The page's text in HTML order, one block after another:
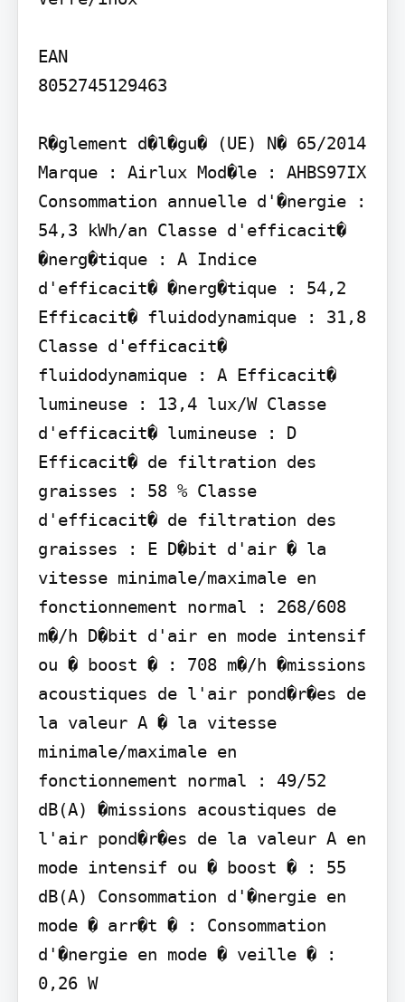
EAN
8052745129463
R�glement d�l�gu� (UE) N� 65/2014
Marque : Airlux Mod�le : AHBS97IX
Consommation annuelle d'�nergie :
54,3 kWh/an Classe d'efficacit�
�nerg�tique : A Indice
d'efficacit� �nerg�tique : 54,2
Efficacit� fluidodynamique : 31,8
Classe d'efficacit�
fluidodynamique : A Efficacit�
lumineuse : 13,4 lux/W Classe
d'efficacit� lumineuse : D
Efficacit� de filtration des
graisses : 58 % Classe
d'efficacit� de filtration des
graisses : E D�bit d'air � la
vitesse minimale/maximale en
fonctionnement normal : 268/608
m�/h D�bit d'air en mode intensif
ou � boost � : 708 m�/h �missions
acoustiques de l'air pond�r�es de
la valeur A � la vitesse
minimale/maximale en
fonctionnement normal : 49/52
dB(A) �missions acoustiques de
l'air pond�r�es de la valeur A en
mode intensif ou � boost � : 55
dB(A) Consommation d'�nergie en
mode � arr�t � : Consommation
d'�nergie en mode � veille � :
0,26 W